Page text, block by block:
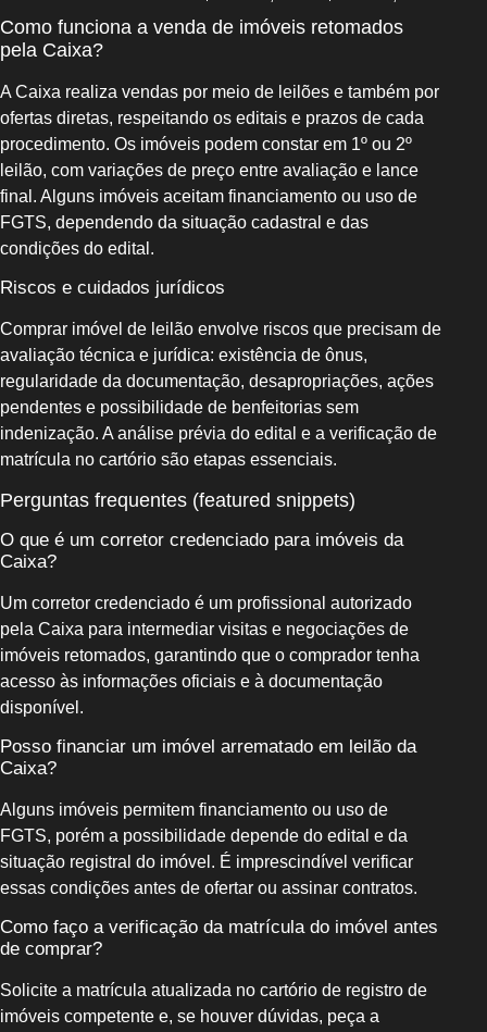
Como funciona a venda de imóveis retomados
pela Caixa?
A Caixa realiza vendas por meio de leilões e também por
ofertas diretas, respeitando os editais e prazos de cada
procedimento. Os imóveis podem constar em 1º ou 2º
leilão, com variações de preço entre avaliação e lance
final. Alguns imóveis aceitam financiamento ou uso de
FGTS, dependendo da situação cadastral e das
condições do edital.
Riscos e cuidados jurídicos
Comprar imóvel de leilão envolve riscos que precisam de
avaliação técnica e jurídica: existência de ônus,
regularidade da documentação, desapropriações, ações
pendentes e possibilidade de benfeitorias sem
indenização. A análise prévia do edital e a verificação de
matrícula no cartório são etapas essenciais.
Perguntas frequentes (featured snippets)
O que é um corretor credenciado para imóveis da
Caixa?
Um corretor credenciado é um profissional autorizado
pela Caixa para intermediar visitas e negociações de
imóveis retomados, garantindo que o comprador tenha
acesso às informações oficiais e à documentação
disponível.
Posso financiar um imóvel arrematado em leilão da
Caixa?
Alguns imóveis permitem financiamento ou uso de
FGTS, porém a possibilidade depende do edital e da
situação registral do imóvel. É imprescindível verificar
essas condições antes de ofertar ou assinar contratos.
Como faço a verificação da matrícula do imóvel antes
de comprar?
Solicite a matrícula atualizada no cartório de registro de
imóveis competente e, se houver dúvidas, peça a